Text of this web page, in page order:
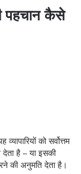
पहचान कैसे
को सर्वोत्तम
है – या इसकी
की अनुमति देता है।